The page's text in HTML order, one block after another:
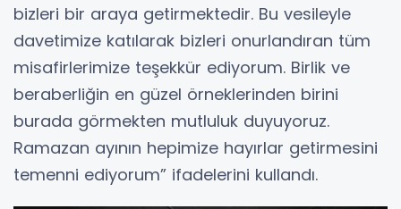
bizleri bir araya getirmektedir. Bu vesileyle
davetimize katılarak bizleri onurlandıran tüm
misafirlerimize teşekkür ediyorum. Birlik ve
beraberliğin en güzel örneklerinden birini
burada görmekten mutluluk duyuyoruz.
Ramazan ayının hepimize hayırlar getirmesini
temenni ediyorum” ifadelerini kullandı.